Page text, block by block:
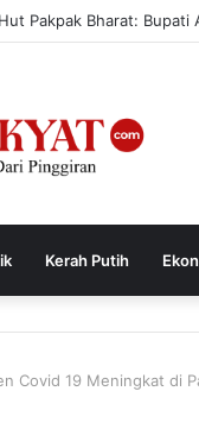
Pakpak Bharat: Bupati
Kerah Putih
Covid 19 Meningkat di